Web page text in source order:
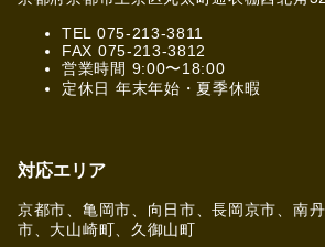
TEL 075-213-3811
FAX 075-213-3812
営業時間 9:00〜18:00
定休日 年末年始・夏季休暇
対応エリア
京都市、亀岡市、向日市、長岡京市、南
市、大山崎町、久御山町